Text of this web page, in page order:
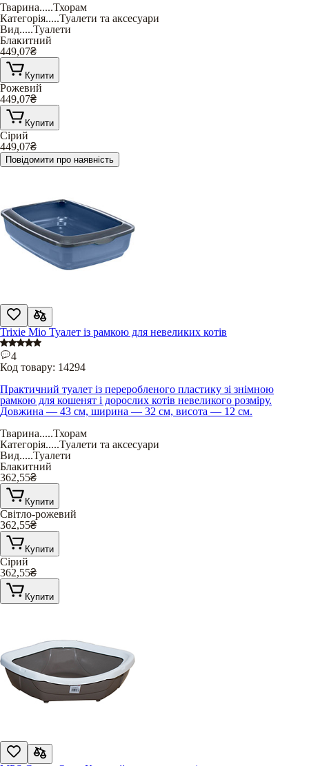
Тварина.....Тхорам
Категорія.....Туалети та аксесуари
Вид.....Туалети
Блакитний
449,07₴
Купити
Рожевий
449,07₴
Купити
Сірий
449,07₴
Повідомити про наявність
Trixie Mio Туалет із рамкою для невеликих котів
4
Код товару: 14294
Практичний туалет із переробленого пластику зі знімною
рамкою для кошенят і дорослих котів невеликого розміру.
Довжина — 43 см, ширина — 32 см, висота — 12 см.
Тварина.....Тхорам
Категорія.....Туалети та аксесуари
Вид.....Туалети
Блакитний
362,55₴
Купити
Світло-рожевий
362,55₴
Купити
Сірий
362,55₴
Купити